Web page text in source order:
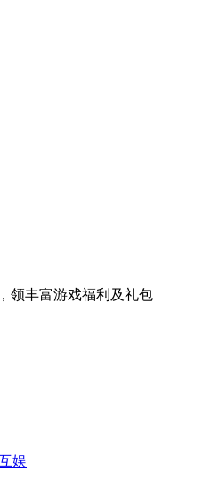
，领丰富游戏福利 及礼包
娱